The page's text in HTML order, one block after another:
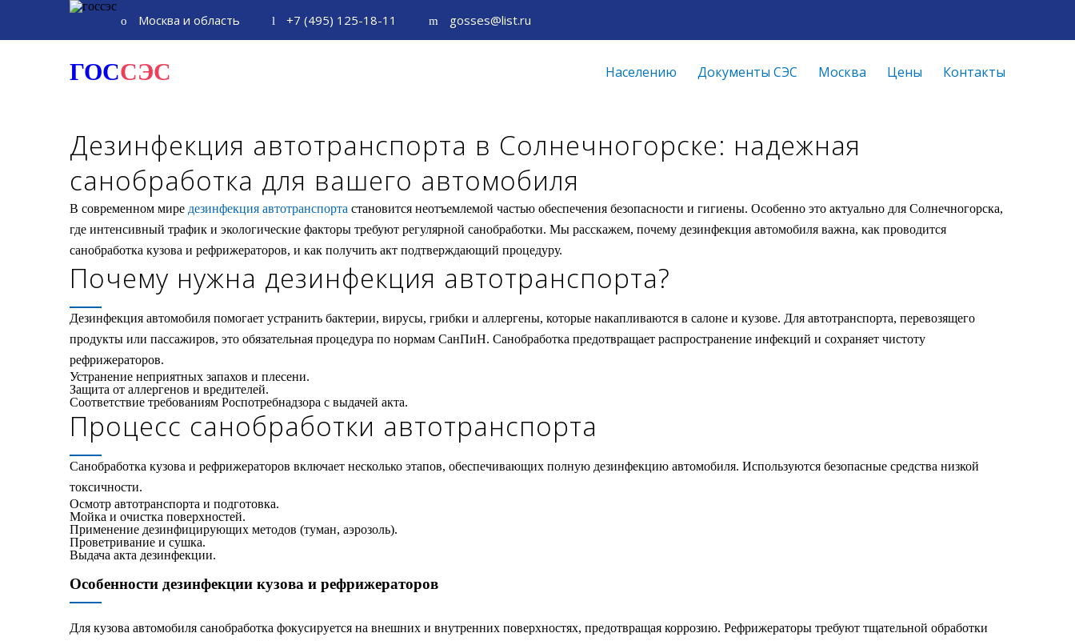
Москва и область +7 (495) 125-18-11 gosses@list.ru
ГОССЭС Населению Документы СЭС Москва Цены Контакты
Дезинфекция автотранспорта в Солнечногорске: надежная
санобработка для вашего автомобиля
В современном мире дезинфекция автотранспорта становится неотъемлемой частью обеспечения безопасности и гигиены. Особенно это актуально для Солнечногорска,
где интенсивный трафик и экологические факторы требуют регулярной санобработки. Мы расскажем, почему дезинфекция автомобиля важна, как проводится
санобработка кузова и рефрижераторов, и как получить акт подтверждающий процедуру.
Почему нужна дезинфекция автотранспорта?
Дезинфекция автомобиля помогает устранить бактерии, вирусы, грибки и аллергены, которые накапливаются в салоне и кузове. Для автотранспорта, перевозящего
продукты или пассажиров, это обязательная процедура по нормам СанПиН. Санобработка предотвращает распространение инфекций и сохраняет чистоту
рефрижераторов.
Устранение неприятных запахов и плесени.
Защита от аллергенов и вредителей.
Соответствие требованиям Роспотребнадзора с выдачей акта.
Процесс санобработки автотранспорта
Санобработка кузова и рефрижераторов включает несколько этапов, обеспечивающих полную дезинфекцию автомобиля. Используются безопасные средства низкой
токсичности.
Осмотр автотранспорта и подготовка.
Мойка и очистка поверхностей.
Применение дезинфицирующих методов (туман, аэрозоль).
Проветривание и сушка.
Выдача акта дезинфекции.
Особенности дезинфекции кузова и рефрижераторов
Для кузова автомобиля санобработка фокусируется на внешних и внутренних поверхностях, предотвращая коррозию. Рефрижераторы требуют тщательной обработки